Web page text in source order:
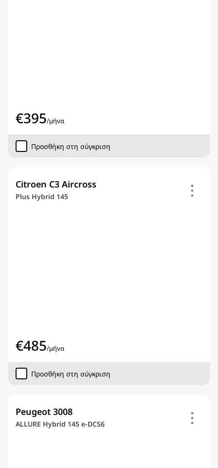
€395/μήνα
Προσθήκη στη σύγκριση
Citroen C3 Aircross
Plus Hybrid 145
€485/μήνα
Προσθήκη στη σύγκριση
Peugeot 3008
ALLURE Hybrid 145 e-DCS6